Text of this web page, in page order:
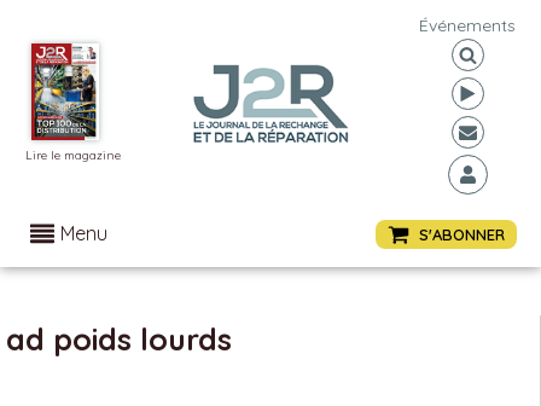
Lire le magazine
Événements
Menu S'ABONNER
ad poids lourds